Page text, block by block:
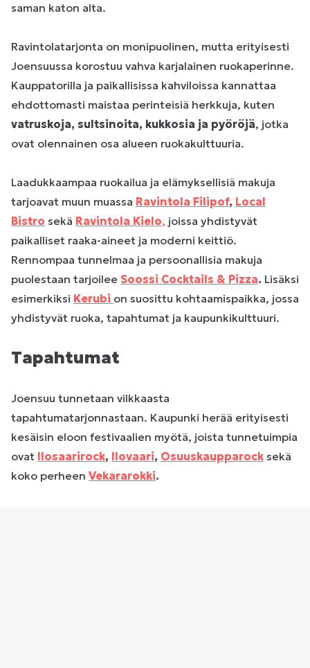
saman katon alta.
Ravintolatarjonta on monipuolinen, mutta erityisesti
Joensuussa korostuu vahva karjalainen ruokaperinne.
Kauppatorilla ja paikallisissa kahviloissa kannattaa
ehdottomasti maistaa perinteisiä herkkuja, kuten
vatruskoja, sultsinoita, kukkosia ja pyöröjä, jotka
ovat olennainen osa alueen ruokakulttuuria.
Laadukkaampaa ruokailua ja elämyksellisiä makuja
tarjoavat muun muassa Ravintola Filipof, Local
Bistro sekä Ravintola Kielo, joissa yhdistyvät
paikalliset raaka-aineet ja moderni keittiö.
Rennompaa tunnelmaa ja persoonallisia makuja
puolestaan tarjoilee Soossi Cocktails & Pizza. Lisäksi
esimerkiksi Kerubi on suosittu kohtaamispaikka, jossa
yhdistyvät ruoka, tapahtumat ja kaupunkikulttuuri.
Tapahtumat
Joensuu tunnetaan vilkkaasta
tapahtumatarjonnastaan. Kaupunki herää erityisesti
kesäisin eloon festivaalien myötä, joista tunnetuimpia
ovat Ilosaarirock, Ilovaari, Osuuskaupparock sekä
koko perheen Vekararokki.